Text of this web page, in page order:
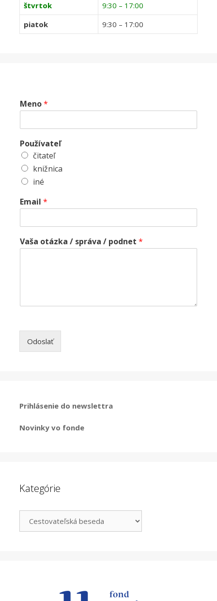
štvrtok
9:30 – 17:00
piatok
9:30 – 17:00
Meno*
Používateľ
čitateľ
knižnica
iné
Email *
Vaša otázka / správa / podnet *
Odoslať
Prihlásenie do newslettra
Novinky vo fonde
Kategórie